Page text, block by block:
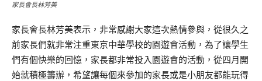
家長會長林芳美
家長會長林芳美表示，非常感謝大家這次熱情參與，從很久之
前家長們就非常注重東京中華學校的園遊會活動，為了讓學生
們有個快樂的回憶，家長都非常投入園遊會的活動，從四月開
始就積極籌辦，希望讓每個來參加的家長或是小朋友都能玩得